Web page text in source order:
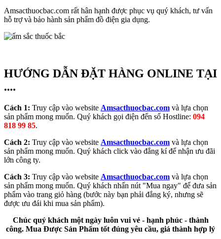
Amsacthuocbac.com rất hân hạnh được phục vụ quý khách, tư vấn
hỗ trợ và bảo hành sản phẩm đồ điện gia dụng.
HƯỚNG DẪN ĐẶT HÀNG ONLINE TẠI
....
Cách 1: Truy cập vào website Amsacthuocbac.com và lựa chọn
sản phẩm mong muốn. Quý khách gọi điện đến số Hostline: 094
818 99 85.
Cách 2: Truy cập vào website Amsacthuocbac.com và lựa chọn
sản phẩm mong muốn. Quý khách click vào đắng kí để nhận ưu đãi
lớn công ty.
Cách 3: Truy cập vào website Amsacthuocbac.com và lựa chọn
sản phẩm mong muốn. Quý khách nhấn nút "Mua ngay" để đưa sản
phẩm vào trang giỏ hàng (bước này bạn phải đắng ký, nhưng sẽ
được ưu đái khi mua sản phẩm).
Chúc quý khách một ngày luôn vui vẻ - hạnh phúc - thành
công. Mua Được Sản Phẩm tốt đúng yêu cầu, giá thành hợp lý